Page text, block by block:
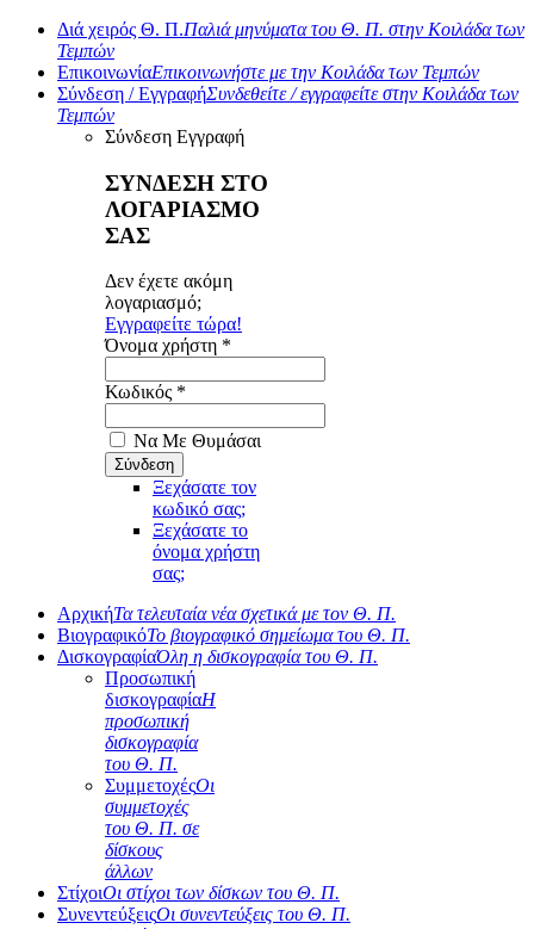
Διά χειρός Θ. Π.Παλιά μηνύματα του Θ. Π. στην Κοιλάδα των
Τεμπών
ΕπικοινωνίαΕπικοινωνήστε με την Κοιλάδα των Τεμπών
Σύνδεση / ΕγγραφήΣυνδεθείτε / εγγραφείτε στην Κοιλάδα των
Τεμπών
Σύνδεση Εγγραφή
ΣΥΝΔΕΣΗ ΣΤΟ
ΛΟΓΑΡΙΑΣΜΟ
ΣΑΣ
Δεν έχετε ακόμη
λογαριασμό;
Εγγραφείτε τώρα!
Όνομα χρήστη *
Κωδικός *
Να Με Θυμάσαι
Ξεχάσατε τον
κωδικό σας;
Ξεχάσατε το
όνομα χρήστη
σας;
ΑρχικήΤα τελευταία νέα σχετικά με τον Θ. Π.
ΒιογραφικόΤο βιογραφικό σημείωμα του Θ. Π.
ΔισκογραφίαΌλη η δισκογραφία του Θ. Π.
Προσωπική
δισκογραφίαΗ
προσωπική
δισκογραφία
του Θ. Π.
ΣυμμετοχέςΟι
συμμετοχές
του Θ. Π. σε
δίσκους
άλλων
ΣτίχοιΟι στίχοι των δίσκων του Θ. Π.
ΣυνεντεύξειςΟι συνεντεύξεις του Θ. Π.